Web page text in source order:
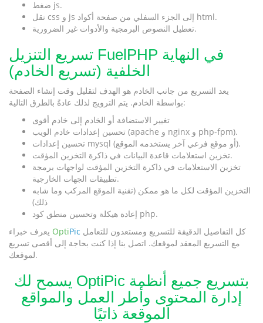
ضغط js.
نقل css و js إلى الجزء السفلي من صفحة أكواد html.
تعطيل النصوص البرمجية والأدوات غير الضرورية.
تسريع التنزيل FuelPHP في النهاية
الخلفية (تسريع الخادم)
يعد التسريع من جانب الخادم هو الهدف لتقليل وقت إنشاء الصفحة
بواسطة الخادم. يتم الترويج لذلك عادةً بالطرق التالية:
تغيير الاستضافة أو الخادم إلى خادم أقوى
تحسين إعدادات خادم الويب (apache و nginx و php-fpm).
تحسين إعدادات mysql (أو موقع فرعي آخر يستخدمه الموقع).
تخزين استعلامات قاعدة البيانات في ذاكرة التخزين المؤقت.
تخزين الاستعلامات في ذاكرة التخزين المؤقت لواجهات برمجة
تطبيقات الجهات الخارجية.
التخزين المؤقت لكل ما هو ممكن (تقنية الموقع المركب وما شابه
ذلك)
إعادة هيكلة وتحسين منطق كود php.
OptiPic كل التفاصيل الدقيقة للتسريع ومستعدون للتعامل
مع التسريع المعقد لموقعك. اتصل بنا إذا كنت بحاجة إلى أقصى تسريع
لموقعك.
يسمح لك OptiPic بتسريع جميع أنظمة
إدارة المحتوى وأطر العمل والمواقع
الموقعة ذاتيًا